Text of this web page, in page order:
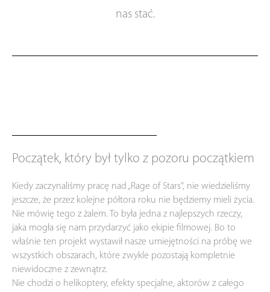
nas stać.
Początek, który był tylko z pozoru początkiem
Kiedy zaczynaliśmy pracę nad „Rage of Stars", nie wiedzieliśmy
jeszcze, że przez kolejne półtora roku nie będziemy mieli życia.
Nie mówię tego z żalem. To była jedna z najlepszych rzeczy,
jaka mogła się nam przydarzyć jako ekipie filmowej. Bo to
właśnie ten projekt wystawił nasze umiejętności na próbę we
wszystkich obszarach, które zwykle pozostają kompletnie
niewidoczne z zewnątrz.
Nie chodzi o helikoptery, efekty specjalne, aktorów z całego